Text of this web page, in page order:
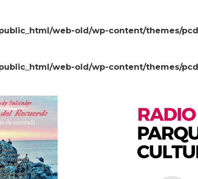
web-old/wp-content/themes/
web-old/wp-content/themes/